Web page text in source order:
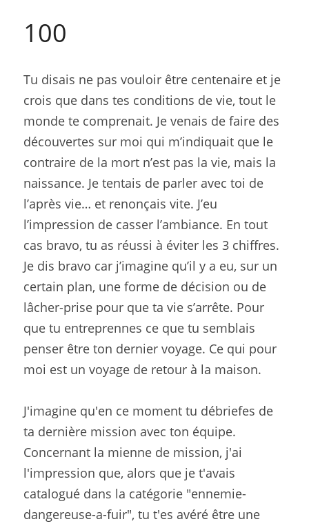
100
Tu disais ne pas vouloir être centenaire et je
crois que dans tes conditions de vie, tout le
monde te comprenait. Je venais de faire des
découvertes sur moi qui m’indiquait que le
contraire de la mort n’est pas la vie, mais la
naissance. Je tentais de parler avec toi de
l’après vie… et renonçais vite. J’eu
l’impression de casser l’ambiance. En tout
cas bravo, tu as réussi à éviter les 3 chiffres.
Je dis bravo car j’imagine qu’il y a eu, sur un
certain plan, une forme de décision ou de
lâcher-prise pour que ta vie s’arrête. Pour
que tu entreprennes ce que tu semblais
penser être ton dernier voyage. Ce qui pour
moi est un voyage de retour à la maison.
J'imagine qu'en ce moment tu débriefes de
ta dernière mission avec ton équipe.
Concernant la mienne de mission, j'ai
l'impression que, alors que je t'avais
catalogué dans la catégorie "ennemie-
dangereuse-a-fuir", tu t'es avéré être une